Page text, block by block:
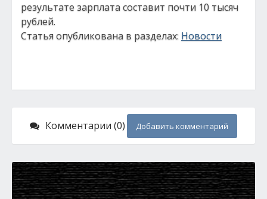
результате зарплата составит почти 10 тысяч
рублей.
Статья опубликована в разделах: Новости
Комментарии (0) Добавить комментарий